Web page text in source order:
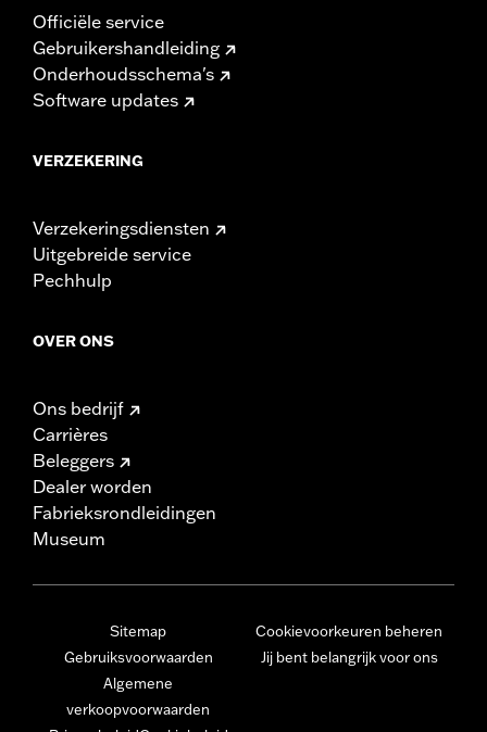
Officiële service
Gebruikershandleiding
Onderhoudsschema's
Software updates
VERZEKERING
Verzekeringsdiensten
Uitgebreide service
Pechhulp
OVER ONS
Ons bedrijf
Carrières
Beleggers
Dealer worden
Fabrieksrondleidingen
Museum
Sitemap
Gebruiksvoorwaarden
Algemene
verkoopvoorwaarden
Cookievoorkeuren beheren
Jij bent belangrijk voor ons